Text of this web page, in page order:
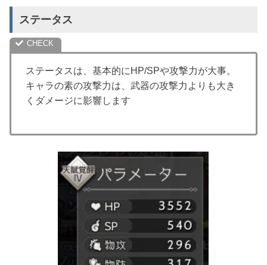
ステータス
ステータスは、基本的にHP/SPや攻撃力が大事。
キャラの素の攻撃力は、武器の攻撃力よりも大き
くダメージに影響します